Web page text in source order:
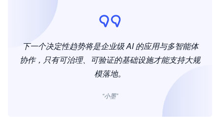
下一个决定性趋势将是企业级 AI 的应用与多智能体
协作，只有可治理、可验证的基础设施才能支持大规
模落地。
“小墨”